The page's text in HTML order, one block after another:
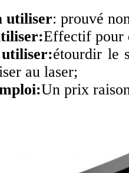
utiliser: prouvé
Effectif pour
étourdir le
au laser;
Un prix